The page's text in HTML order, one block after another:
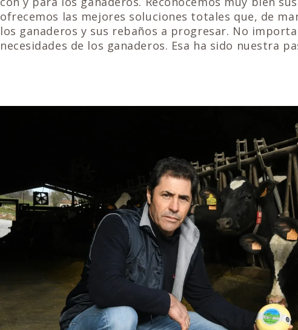
ofrecemos las mejores soluciones totales que, de
los ganaderos y sus rebaños a progresar. No
necesidades de los ganaderos. Esa ha sido nuestra